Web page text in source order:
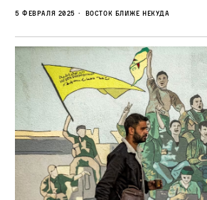
5 февраля 2025 Восток ближе некуда